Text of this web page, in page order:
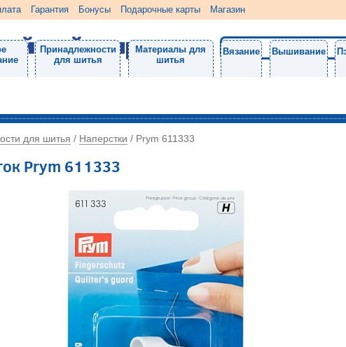
Гарантия Бонусы Подарочные карты Магазин
Принадлежности
для шитья
Материалы для
шитья
Вязание Вышивание
для шитья / Наперстки / Prym 611333
Prym 611333